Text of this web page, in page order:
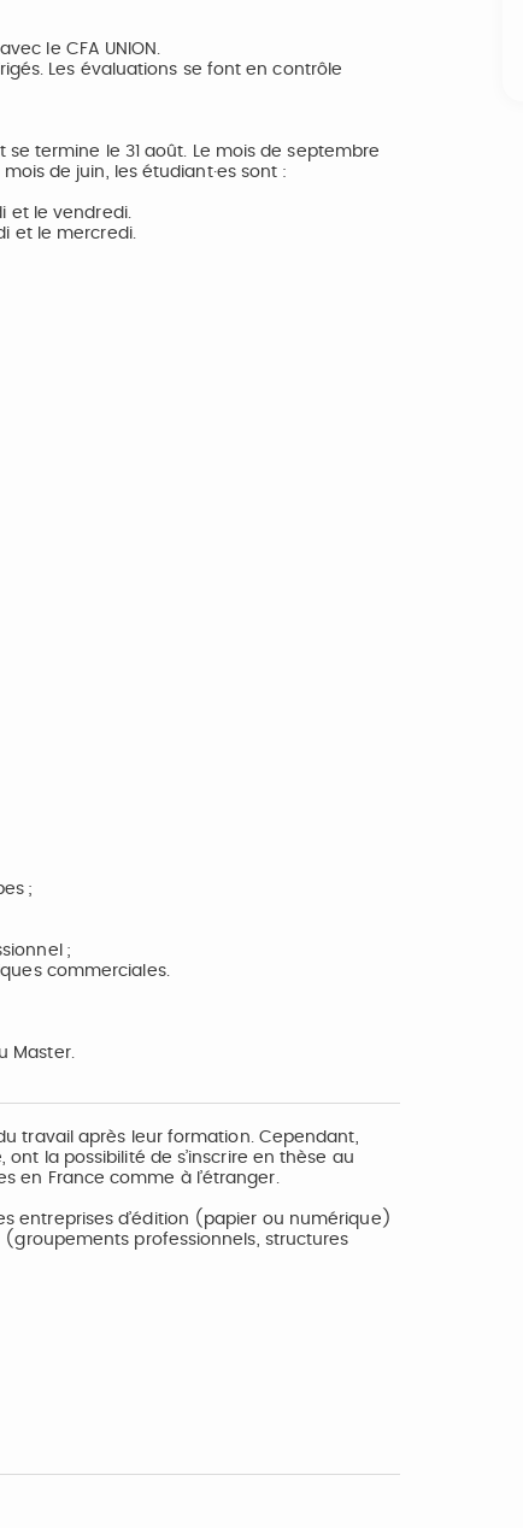
le CFA UNION.
Les évaluations se font en contrôle
termine le 31 août. Le mois de septembre
de juin, les étudiant·es sont :
et le vendredi.
et le mercredi.
;
;
commerciales.
Master.
travail après leur formation. Cependant,
la possibilité de s’inscrire en thèse au
en France comme à l’étranger.
entreprises d’édition (papier ou numérique)
professionnels, structures